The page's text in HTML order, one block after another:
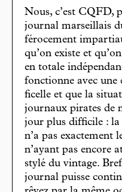
Nous, c’est CQFD,
journal marseillais
férocement
qu’on existe et
en totale
fonctionne avec une
ficelle et que la
journaux pirates de
jour plus difficile : la
n’a pas
n’ayant pas encore
stylé du vintage.
journal puisse